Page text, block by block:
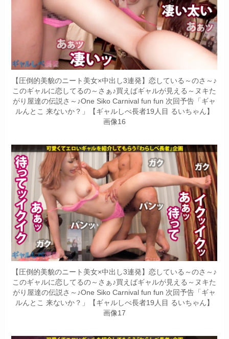
【圧倒的美貌のニート美女×中出し3連発】恋している～のさ～♪
このギャルに恋してるの～さぁ♪買えばギャルが見える～ヌキた
がり屋達の伝説さ～♪One Siko Carnival fun fun 次回予告「ギャ
ルんとこ 来ないか？」【ギャルしべ長者19人目 るいちゃん】
画像16
【圧倒的美貌のニート美女×中出し3連発】恋している～のさ～♪
このギャルに恋してるの～さぁ♪買えばギャルが見える～ヌキた
がり屋達の伝説さ～♪One Siko Carnival fun fun 次回予告「ギャ
ルんとこ 来ないか？」【ギャルしべ長者19人目 るいちゃん】
画像17